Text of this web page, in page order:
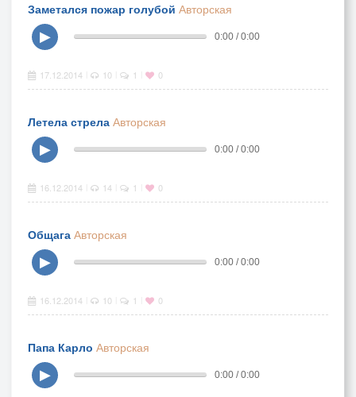
Заметался пожар голубой Авторская
▶
0:00 / 0:00
17.12.2014 10 1 0
Летела стрела Авторская
▶
0:00 / 0:00
16.12.2014 14 1 0
Общага Авторская
▶
0:00 / 0:00
16.12.2014 10 1 0
Папа Карло Авторская
▶
0:00 / 0:00